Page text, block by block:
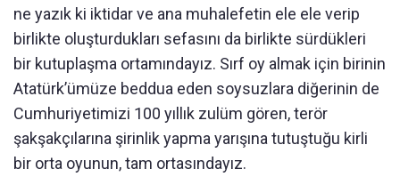
ne yazık ki iktidar ve ana muhalefetin ele ele verip
birlikte oluşturdukları sefasını da birlikte sürdükleri
bir kutuplaşma ortamındayız. Sırf oy almak için birinin
Atatürk’ümüze beddua eden soysuzlara diğerinin de
Cumhuriyetimizi 100 yıllık zulüm gören, terör
şakşakçılarına şirinlik yapma yarışına tutuştuğu kirli
bir orta oyunun, tam ortasındayız.